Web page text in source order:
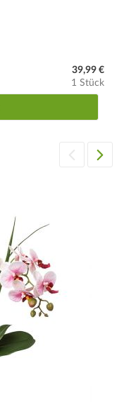
39,99 €
1 Stück